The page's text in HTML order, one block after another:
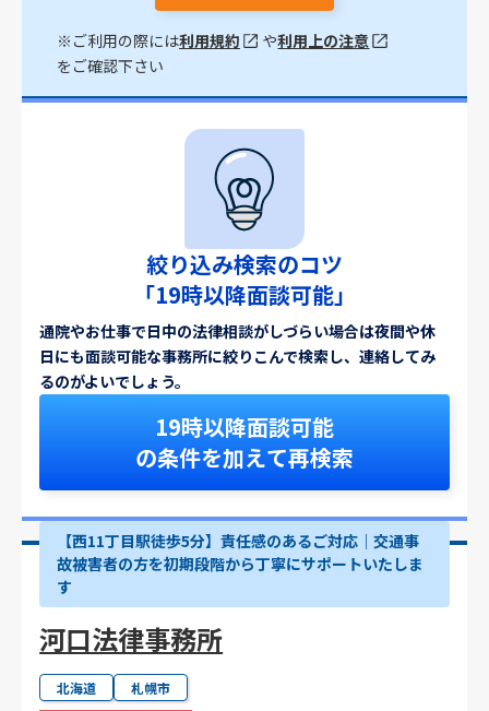
※ご利用の際には利用規約 や利用上の注意
をご確認下さい
絞り込み検索のコツ
「19時以降面談可能」
通院やお仕事で日中の法律相談がしづらい場合は夜間や休
日にも面談可能な事務所に絞りこんで検索し、連絡してみ
るのがよいでしょう。
19時以降面談可能
の条件を加えて再検索
【西11丁目駅徒歩5分】責任感のあるご対応｜交通事
故被害者の方を初期段階から丁寧にサポートいたしま
す
河口法律事務所
北海道 札幌市